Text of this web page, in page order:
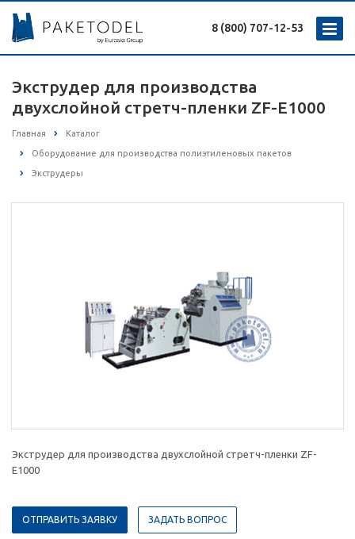
8 (800) 707-12-53
Экструдер для производства
двухслойной стретч-пленки ZF-E1000
Главная Каталог
Оборудование для производства полиэтиленовых пакетов
Экструдеры
Экструдер для производства двухслойной стретч-пленки ZF-
E1000
ОТПРАВИТЬ ЗАЯВКУ ЗАДАТЬ ВОПРОС